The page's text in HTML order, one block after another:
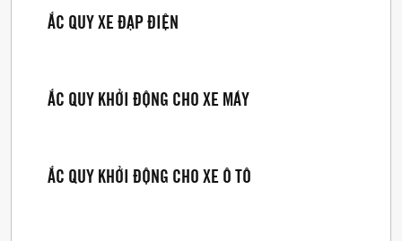
ẮC QUY XE ĐẠP ĐIỆN
ẮC QUY KHỞI ĐỘNG CHO XE MÁY
ẮC QUY KHỞI ĐỘNG CHO XE Ô TÔ